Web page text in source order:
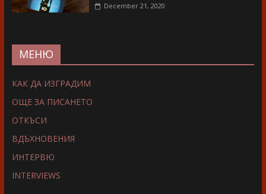
December 21, 2020
МЕНЮ
КАК ДА ИЗГРАДИМ
ОЩЕ ЗА ПИСАНЕТО
ОТКЪСИ
ВДЪХНОВЕНИЯ
ИНТЕРВЮ
INTERVIEWS